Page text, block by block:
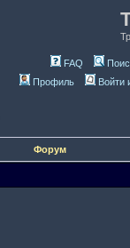
FAQ
Профиль
Войти
Форум